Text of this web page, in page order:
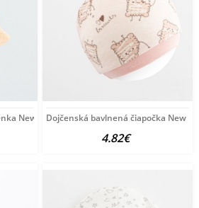
New Baby Leny Peach podľa
Dojčenská bavlnená čiapočka New
4.82€